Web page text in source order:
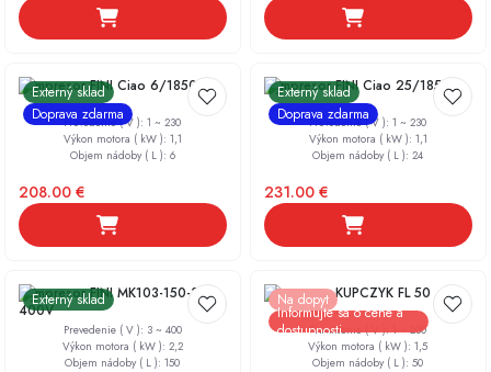
Externý sklad
Doprava zdarma
Kompresor FINI Ciao 6/1850
Prevedenie ( V ):1 ~ 230
Výkon motora ( kW ): 1,1
Objem nádoby ( L ): 6
208.00 €
Externý sklad
Doprava zdarma
Kompresor FINI Ciao 25/1850
Prevedenie ( V ):1 ~ 230
Výkon motora ( kW ): 1,1
Objem nádoby ( L ):24
231.00€
Externý sklad
Kompresor FINI MK103-150-3
400V
Prevedenie ( V ): 3 ~ 400
Výkon motora ( kW ): 2,2
Objem nádoby ( L ):150
Na dopyt
Informujte sa o cene a
dostupnosti
Kompresor KUPCZYK FL 50
Prevedenie ( V ):1 ~ 230
Výkon motora ( kW ):1,5
Objem nádoby ( L ):50